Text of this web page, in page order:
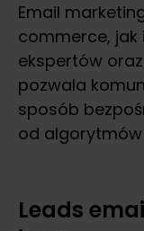
Email
commerce,
ekspertów
pozwala
sposób
od algorytmów
Leads